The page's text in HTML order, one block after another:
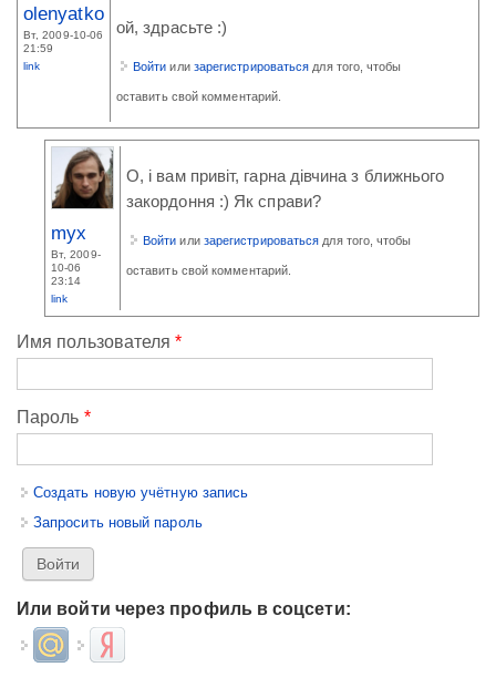
olenyatko
Вт, 2009-10-06
21:59
link
ой, здрасьте :)
Войти или зарегистрироваться для того, чтобы
оставить свой комментарий.
myx
Вт, 2009-
10-06
23:14
link
О, i вам привiт, гарна дiвчина з ближнього
закордоння :) Як справи?
Войти или зарегистрироваться для того, чтобы
оставить свой комментарий.
Имя пользователя*
Пароль *
Создать новую учётную запись
Запросить новый пароль
Или войти через профиль в соцсети:
Login with Mail.ruLogin with Яндекс